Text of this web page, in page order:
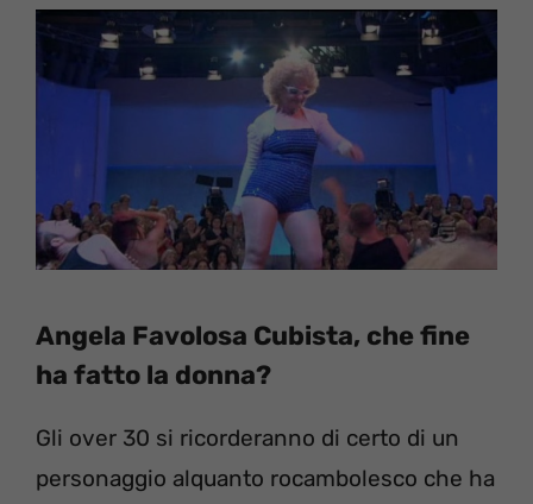
Angela Favolosa Cubista, che fine
ha fatto la donna?
Gli over 30 si ricorderanno di certo di un
personaggio alquanto rocambolesco che ha